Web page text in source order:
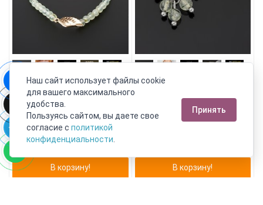
Браслет пренит ЮАР 4 мм 16
см (биж. сплав позолота)
3 190 руб. 1 754 руб.
В корзину!
Брошь пренит ЮАР (биж.
сплав, сталь хир.) (булавка)
В корзину!
Наш сайт использует файлы cookie
для вашего максимального
удобства.
Пользуясь сайтом, вы даете свое
согласие с политикой
конфиденциальности
Принять